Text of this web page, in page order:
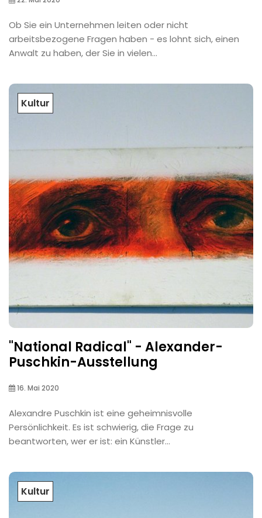
Ob Sie ein Unternehmen leiten oder nicht
arbeitsbezogene Fragen haben - es lohnt sich, einen
Anwalt zu haben, der Sie in vielen...
Kultur
"National Radical" - Alexander-
Puschkin-Ausstellung
16. Mai 2020
Alexandre Puschkin ist eine geheimnisvolle
Persönlichkeit. Es ist schwierig, die Frage zu
beantworten, wer er ist: ein Künstler...
Kultur